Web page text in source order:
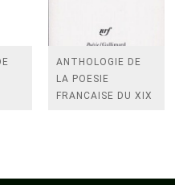
ANTHOLOGIE DE
LA POESIE
FRANCAISE DU XIX